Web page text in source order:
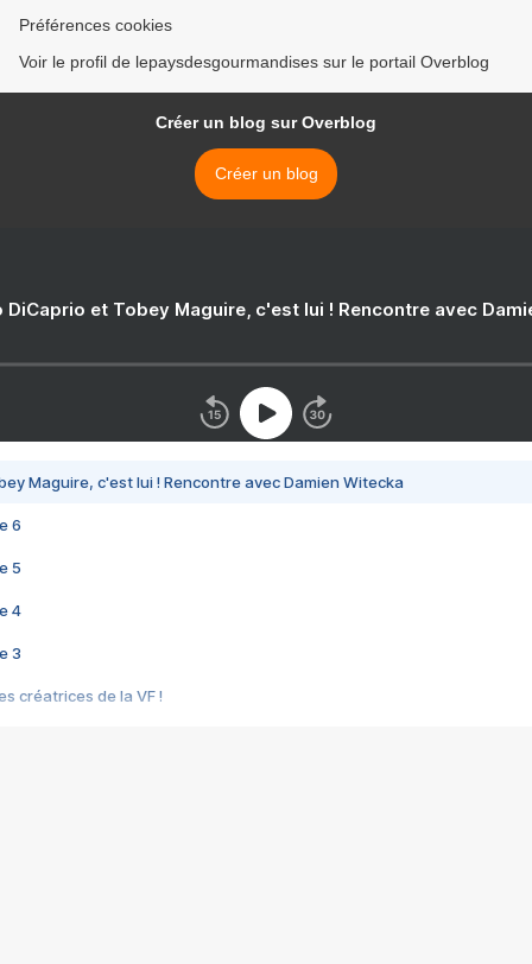
Préférences cookies
Voir le profil de lepaysdesgourmandises sur le portail Overblog
Créer un blog sur Overblog
Créer un blog
DiCaprio et Tobey Maguire, c'est lui ! Rencontre avec
Maguire, c'est lui ! Rencontre avec Damien Witecka
6
5
4
3
créatrices de la VF !